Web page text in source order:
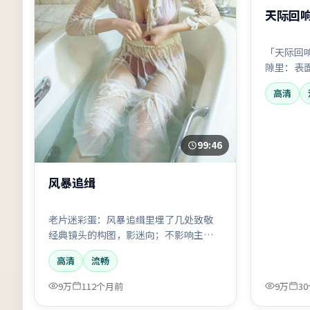
99:46
风暴追缉
老片迷彩蛋：风暴追缉里埋了几处致敬
经典镜头的构图，影迷向；不影响主
线，但会多一层乐趣。
高清
流畅
9万
112个月前
天际回
「天际
隙里：表
问「谁还
音的表演
高清
9万